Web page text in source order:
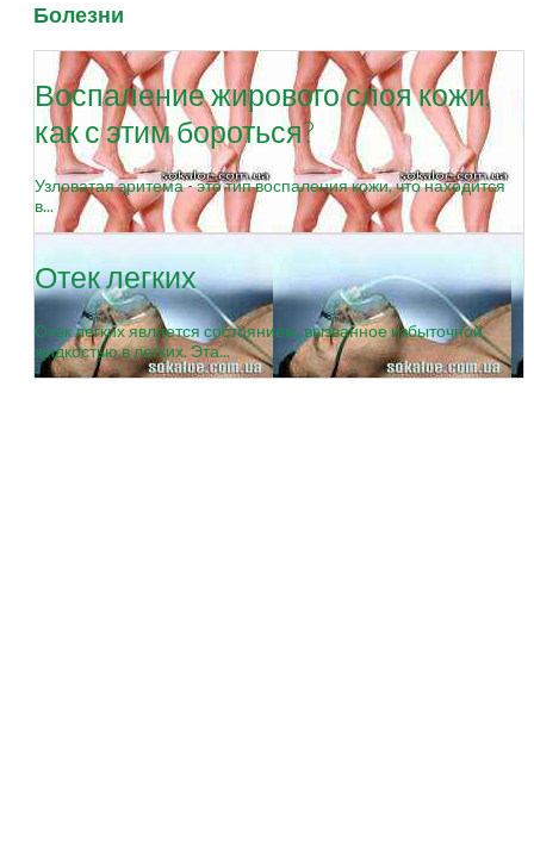
Болезни
Воспаление жирового слоя кожи,
как с этим бороться?
Узловатая эритема - это тип воспаления кожи, что находится
в...
Отек легких
Отек легких является состоянием, вызванное избыточной
жидкостью в легких. Эта...